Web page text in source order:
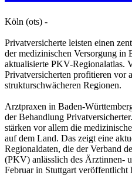
Köln (ots) -
Privatversicherte leisten einen
der medizinischen Versorgung in
aktualisierte PKV-Regionalatlas.
Privatversicherten profitieren vor
strukturschwächeren Regionen.
Arztpraxen in Baden-
der Behandlung
stärken vor allem die
auf dem Land. Das zeigt eine
Regionaldaten, die der Verband
(PKV) anlässlich des Ärztinnen-
Februar in Stuttgart veröffentlicht